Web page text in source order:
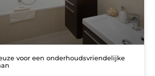
voor een onderhoudsvriendelijke